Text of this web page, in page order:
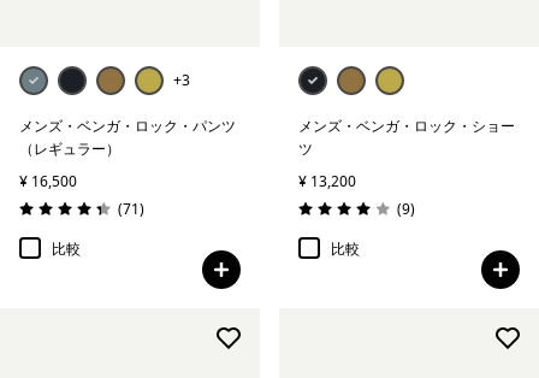
クラッギング
すべて表示 (1)
絞り込み
在庫のあるサイズ
絞り込み
在庫のあるカラー
+3
メンズ・ベンガ・ロック・パンツ
（レギュラー）
¥ 16,500
評価: 4.3 / 5
(71レビュー
)
比較
メンズ・ベンガ・ロック・ショー
ツ
¥ 13,200
評価: 4.0 / 5
(9レビュー
)
比較